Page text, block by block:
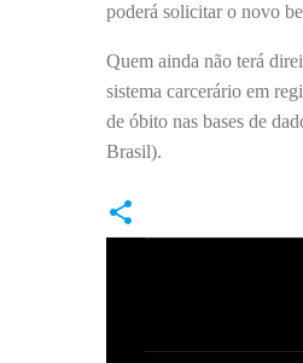
poderá solicitar o novo
Quem ainda não terá
sistema carcerário em
de óbito nas bases de
Brasil).